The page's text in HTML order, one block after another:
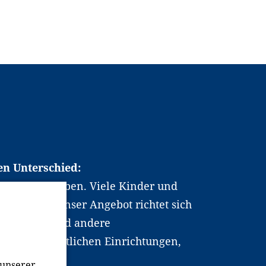
Unterschied:
Berufsleben. Viele Kinder und
dabei. Unser Angebot richtet sich
und andere
Einrichtungen,